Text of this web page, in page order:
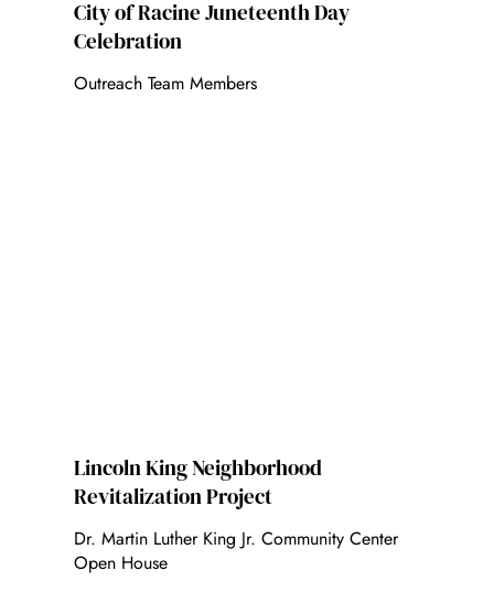
City of Racine Juneteenth Day
Celebration
Outreach Team Members
Lincoln King Neighborhood
Revitalization Project
Dr. Martin Luther King Jr. Community Center
Open House